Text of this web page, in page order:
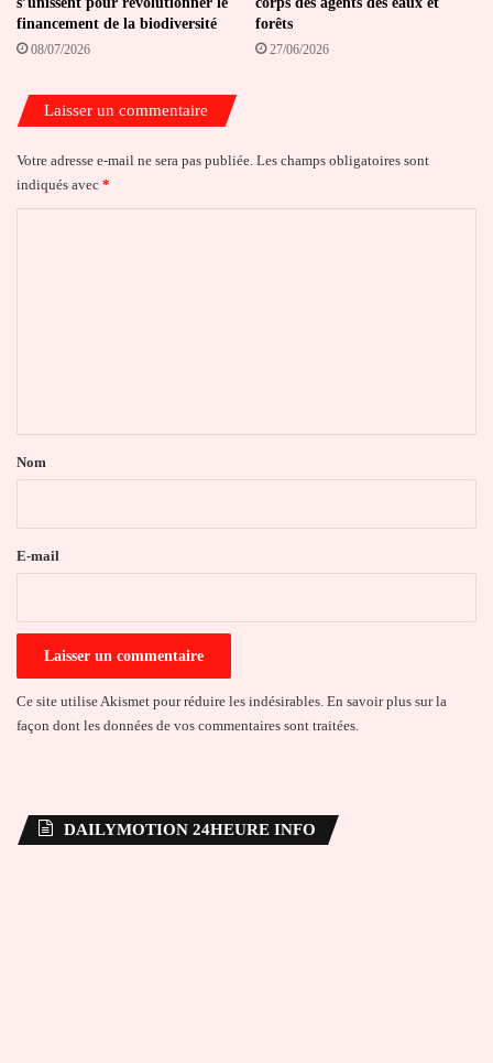
financement de la biodiversité
08/07/2026
forêts
27/06/2026
Laisser un commentaire
Votre adresse e-mail ne sera pas publiée. Les champs obligatoires sont
indiqués avec *
a
e
Nom
E-mail
Ce site utilise Akismet pour réduire les indésirables. En savoir plus sur la
façon dont les données de vos commentaires sont traitées.
DAILYMOTION 24HEURE INFO